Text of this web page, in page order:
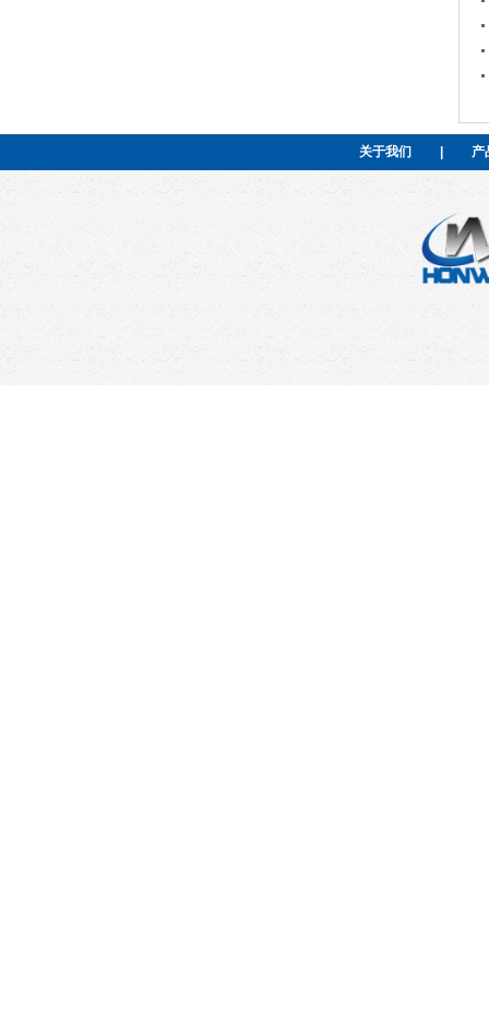
关于我们 产